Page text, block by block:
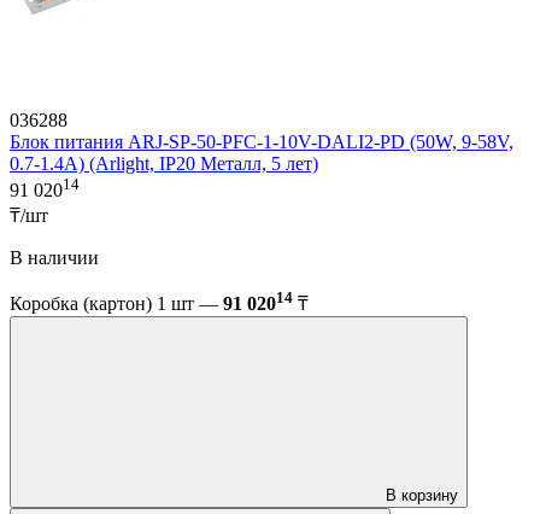
036288
Блок питания ARJ-SP-50-PFC-1-10V-DALI2-PD (50W, 9-58V,
0.7-1.4A) (Arlight, IP20 Металл, 5 лет)
91 02014
₸/шт
В наличии
Коробка (картон) 1 шт — 91 02014 ₸
В корзину